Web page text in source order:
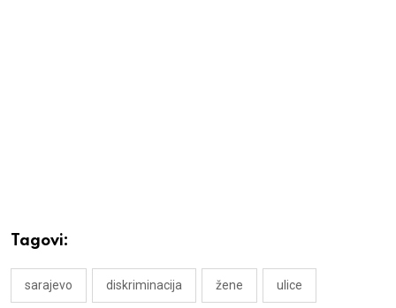
Tagovi:
sarajevo diskriminacija žene ulice